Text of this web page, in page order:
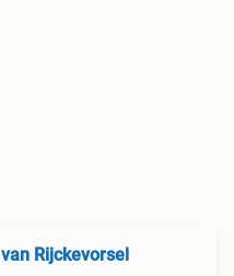
van Rijckevorsel